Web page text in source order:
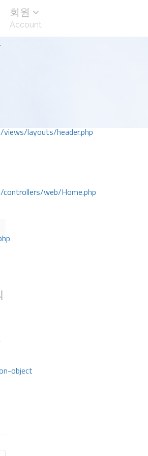
layouts/header.php
web/Home.php
object
회원
Account